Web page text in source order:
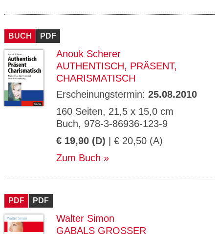
BUCH PDF
Anouk Scherer
AUTHENTISCH, PRÄSENT,
CHARISMATISCH
Erscheinungstermin: 25.08.2010
160 Seiten, 21,5 x 15,0 cm
Buch, 978-3-86936-123-9
€ 19,90 (D) | € 20,50 (A)
Zum Buch
PDF PDF
Walter Simon
GABALS GROSSER M